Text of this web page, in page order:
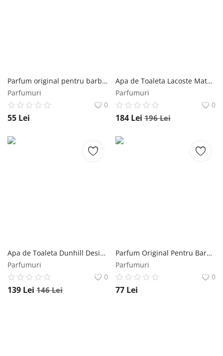
Parfum original pentru barbati D and C EDP 50 ml Florgarden
Parfumuri
0
55 Lei
Apa de Toaleta Lacoste Match Point Cologne, Barbati, 50 ml Lacoste
Parfumuri
0
184 Lei 196Lei
Apa de Toaleta Dunhill Desire Blue, Barbati, 100ml Dunhill
Parfumuri
0
139 Lei 146Lei
Parfum Original Pentru Barbati Florgarden Sexus Geedy LUX1114, 100 ml Florgarden
Parfumuri
0
77 Lei